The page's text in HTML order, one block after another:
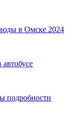
в Омске 2024
подробности